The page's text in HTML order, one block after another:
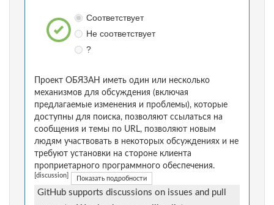
Соответствует
Не соответствует
?
Проект ОБЯЗАН иметь один или несколько
механизмов для обсуждения (включая
предлагаемые изменения и проблемы), которые
доступны для поиска, позволяют ссылаться на
сообщения и темы по URL, позволяют новым
людям участвовать в некоторых обсуждениях и не
требуют установки на стороне клиента
проприетарного программного обеспечения.
[discussion] Показать подробности
GitHub supports discussions on issues and pull